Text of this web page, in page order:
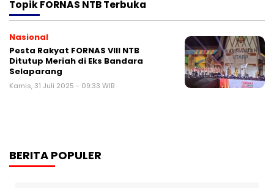
TopikFORNAS NTB Terbuka
Nasional
Pesta Rakyat FORNAS VIII NTB
Ditutup Meriah di Eks Bandara
Selaparang
Kamis, 31 Juli 2025 - 09:33 WIB
BERITA POPULER